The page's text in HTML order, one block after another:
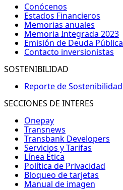
Conócenos
Estados Financieros
Memorias anuales
Memoria Integrada 2023
Emisión de Deuda Pública
Contacto inversionistas
SOSTENIBILIDAD
Reporte de Sostenibilidad
SECCIONES DE INTERES
Onepay
Transnews
Transbank Developers
Servicios y Tarifas
Línea Ética
Política de Privacidad
Bloqueo de tarjetas
Manual de imagen